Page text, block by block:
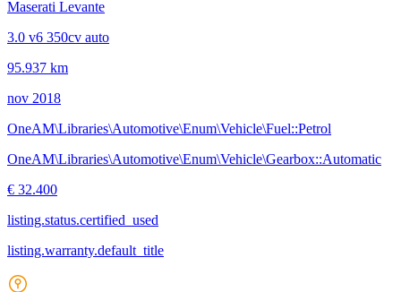
Maserati Levante
3.0 v6 350cv auto
95.937 km
nov 2018
OneAM\Libraries\Automotive\Enum\Vehicle\Fuel::Petrol
OneAM\Libraries\Automotive\Enum\Vehicle\Gearbox::Automatic
€ 32.400
listing.status.certified_used
listing.warranty.default_title